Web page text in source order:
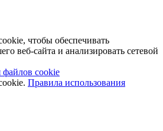
чтобы обеспечивать
веб-сайта и анализировать сетевой
файлов cookie
Правила использования